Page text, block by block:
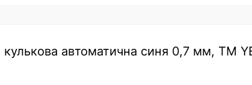
кулькова автоматична синя 0,7 мм, ТМ